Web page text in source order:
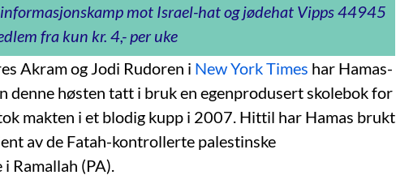
mot Israel-hat og jødehat Vipps 44945
fra kun kr. 4,- per uke
Akram og Jodi Rudoren i New York Times har Hamas-
denne høsten tatt i bruk en egenprodusert skolebok for
makten i et blodig kupp i 2007. Hittil har Hamas brukt
av de Fatah-kontrollerte palestinske
Ramallah (PA).